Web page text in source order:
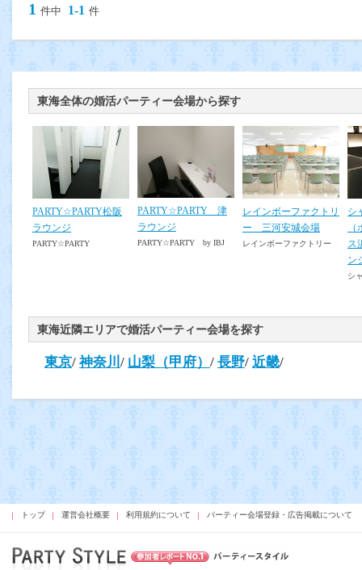
1 件中 1-1 件
東海全体の婚活パーティー会場から探す
PARTY☆PARTY松阪
ラウンジ
PARTY☆PARTY
PARTY☆PARTY 津
ラウンジ
PARTY☆PARTY by IBJ
レインボーファクトリ
ー 三河安城会場
レインボーファクトリー
シ
ス
ン
シ
東海近隣エリアで婚活パーティー会場を探す
東京/神奈川 / 山梨（甲府） / 長野/ 近畿/
トップ 運営会社概要 利用規約について パーティー会場登録・広告掲載について